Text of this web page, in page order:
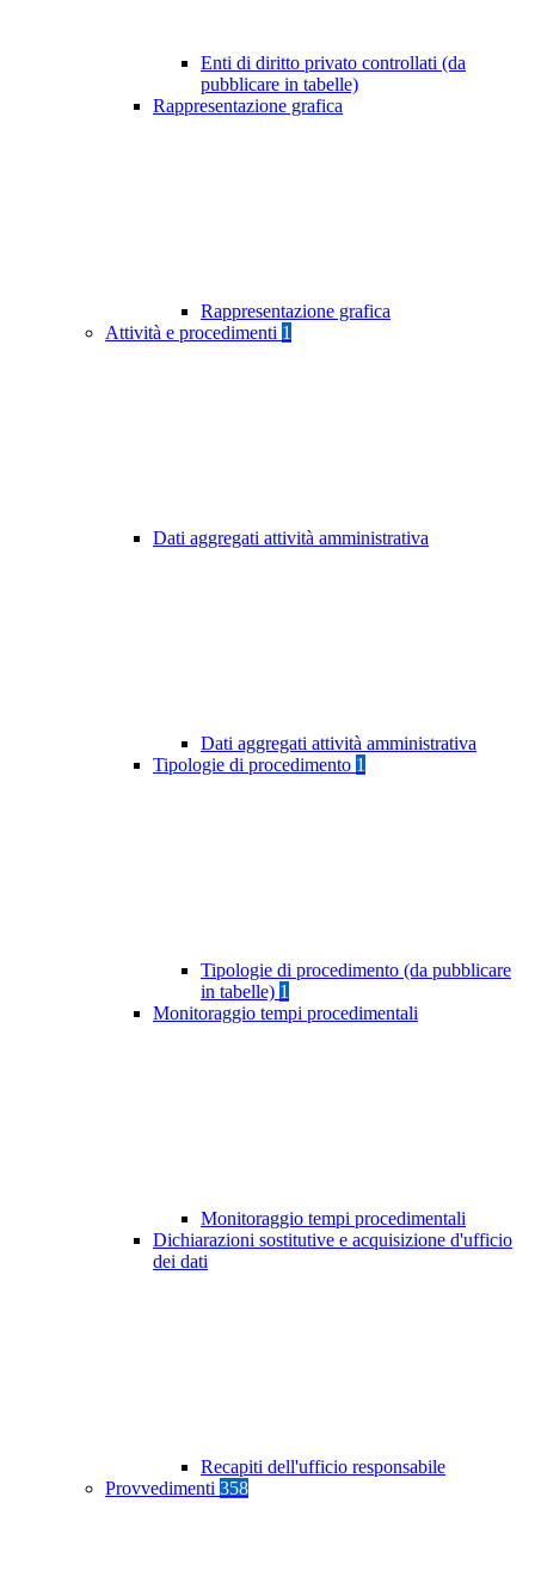
Enti di diritto privato controllati (da
pubblicare in tabelle)
Rappresentazione grafica
Rappresentazione grafica
Attività e procedimenti 1
Dati aggregati attività amministrativa
Dati aggregati attività amministrativa
Tipologie di procedimento 1
Tipologie di procedimento (da pubblicare
in tabelle) 1
Monitoraggio tempi procedimentali
Monitoraggio tempi procedimentali
Dichiarazioni sostitutive e acquisizione d'ufficio
dei dati
Recapiti dell'ufficio responsabile
Provvedimenti 358